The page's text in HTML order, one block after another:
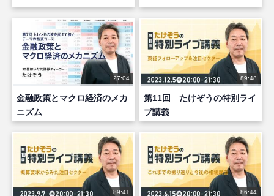
27:04
金融政策とマクロ経済のメカ
ニズム
89:48
第11回 たけぞうの特別ライ
ブ講義
89:41 86:44